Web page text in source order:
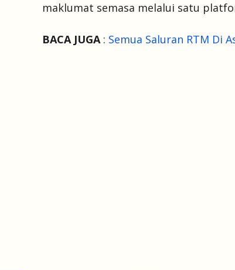
maklumat semasa melalui satu
BACA JUGA: Semua Saluran RTM Di